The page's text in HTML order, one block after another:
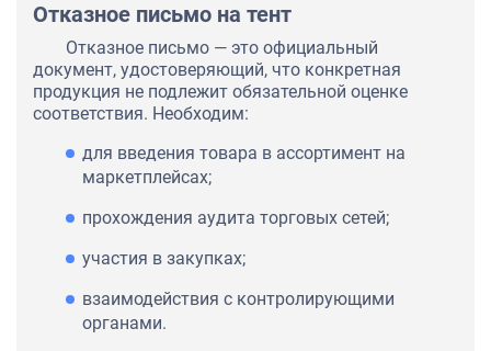
Отказное письмо на тент
Отказное письмо — это официальный
документ, удостоверяющий, что конкретная
продукция не подлежит обязательной оценке
соответствия. Необходим:
для введения товара в ассортимент на
маркетплейсах;
прохождения аудита торговых сетей;
участия в закупках;
взаимодействия с контролирующими
органами.